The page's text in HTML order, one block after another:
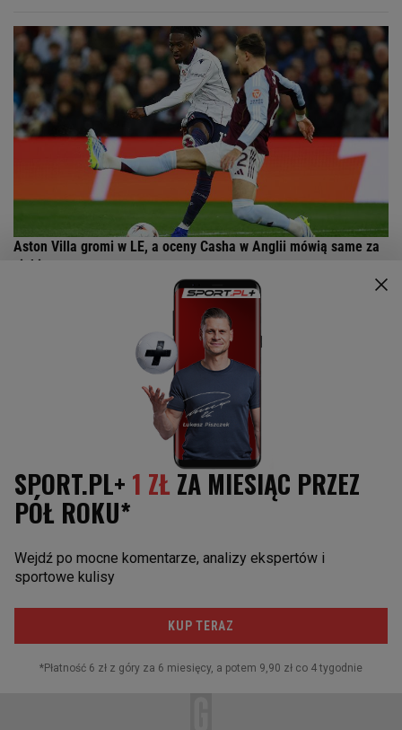
Aston Villa gromi w LE, a oceny Casha w Anglii mówią same za
siebie
Wczytywanie kolejnego artykułu...